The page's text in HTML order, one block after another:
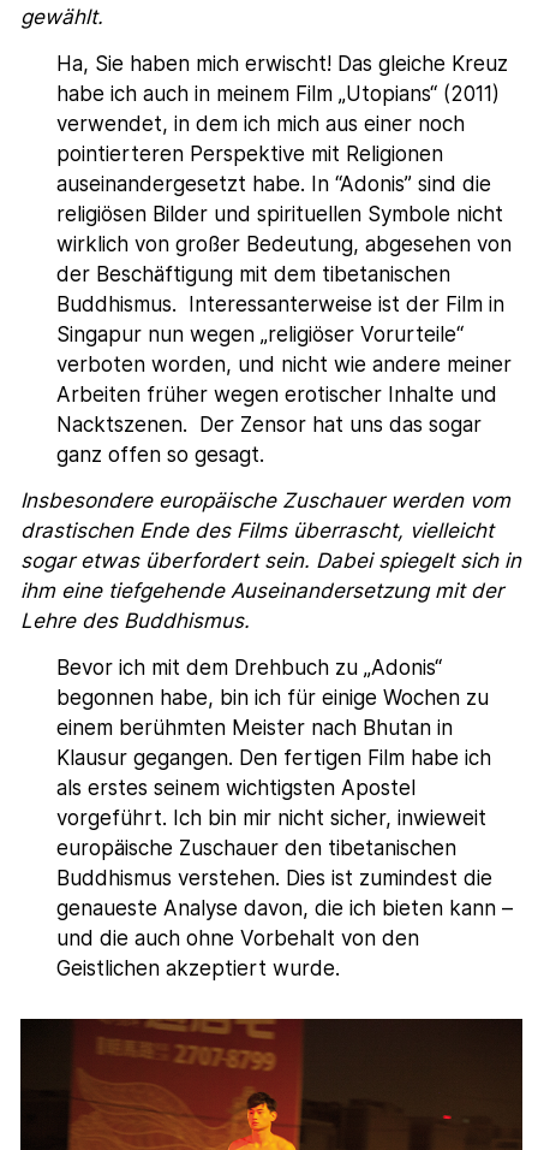
gewählt.
Ha, Sie haben mich erwischt! Das gleiche Kreuz
habe ich auch in meinem Film „Utopians“ (2011)
verwendet, in dem ich mich aus einer noch
pointierteren Perspektive mit Religionen
auseinandergesetzt habe. In “Adonis” sind die
religiösen Bilder und spirituellen Symbole nicht
wirklich von großer Bedeutung, abgesehen von
der Beschäftigung mit dem tibetanischen
Buddhismus. Interessanterweise ist der Film in
Singapur nun wegen „religiöser Vorurteile“
verboten worden, und nicht wie andere meiner
Arbeiten früher wegen erotischer Inhalte und
Nacktszenen. Der Zensor hat uns das sogar
ganz offen so gesagt.
Insbesondere europäische Zuschauer werden vom
drastischen Ende des Films überrascht, vielleicht
sogar etwas überfordert sein. Dabei spiegelt sich in
ihm eine tiefgehende Auseinandersetzung mit der
Lehre des Buddhismus.
Bevor ich mit dem Drehbuch zu „Adonis“
begonnen habe, bin ich für einige Wochen zu
einem berühmten Meister nach Bhutan in
Klausur gegangen. Den fertigen Film habe ich
als erstes seinem wichtigsten Apostel
vorgeführt. Ich bin mir nicht sicher, inwieweit
europäische Zuschauer den tibetanischen
Buddhismus verstehen. Dies ist zumindest die
genaueste Analyse davon, die ich bieten kann –
und die auch ohne Vorbehalt von den
Geistlichen akzeptiert wurde.